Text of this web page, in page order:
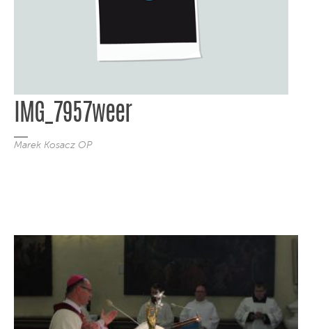
IMG_7957weer
Marek Kosacz OP